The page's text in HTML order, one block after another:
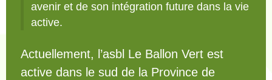
avenir et de son intégration future dans la vie
active.
Actuellement, l’asbl Le Ballon Vert est
active dans le sud de la Province de